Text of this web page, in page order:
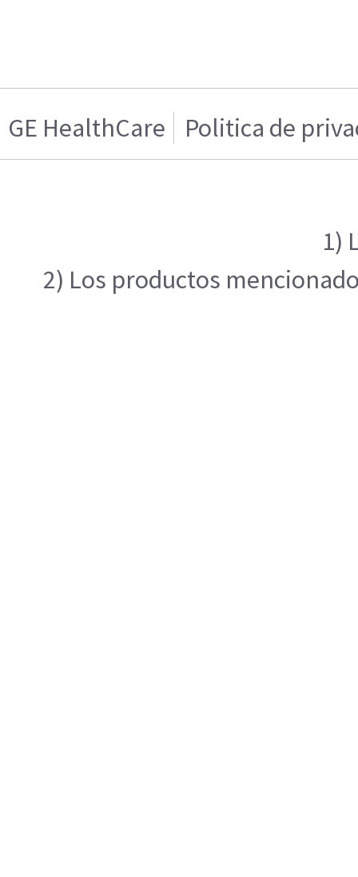
GE HealthCare Politica de
1)
2) Los productos